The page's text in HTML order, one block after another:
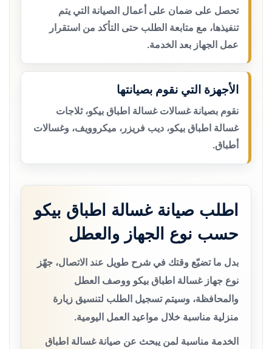
تحصل على ضمان على أعمال الصيانة التي يتم
تنفيذها، مع متابعة الطلب حتى التأكد من استقرار
عمل الجهاز بعد الخدمة.
الأجهزة التي نقوم بصيانتها
نقوم بصيانة غسالات غسالة اطباق بيكو، ثلاجات
غسالة اطباق بيكو، ديب فريزر، ميكروويف، وغسالات
أطباق.
اطلب صيانة غسالة اطباق بيكو
حسب نوع الجهاز والعطل
بدل ما تضيّع وقتك في شرح طويل عند الاتصال، جهّز
نوع جهاز غسالة اطباق بيكو ووصف العطل
والمحافظة، وسيتم تسجيل الطلب لتنسيق زيارة
منزلية مناسبة خلال مواعيد العمل اليومية.
الخدمة مناسبة لمن يبحث عن صيانة غسالة اطباق